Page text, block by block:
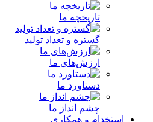
تاریخچه ما
گستره و تعداد تولید
ارزش‌های ما
دستاورد ما
چشم انداز ما
استخدام و همکاری